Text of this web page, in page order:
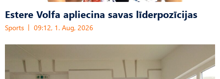
Estere Volfa apliecina savas līderpozīcijas
Sports 09:12, 1. Aug, 2026